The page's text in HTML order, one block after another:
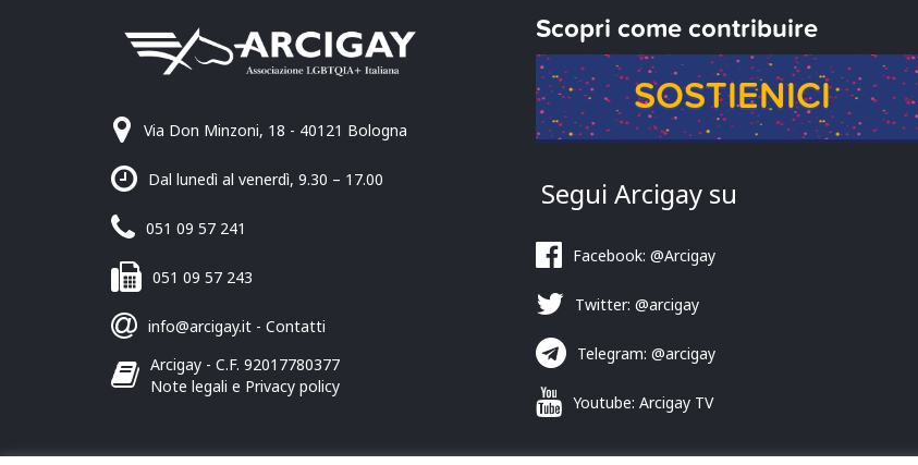
Via Don Minzoni, 18 - 40121 Bologna
Dal lunedì al venerdì, 9.30 – 17.00
051 09 57 241
051 09 57 243
info@arcigay.it - Contatti
Arcigay - C.F. 92017780377
Note legali e Privacy policy
Scopri come contribuire
SOSTIENICI
Segui Arcigay su
Facebook: @Arcigay
Twitter: @arcigay
Telegram: @arcigay
Youtube: Arcigay TV